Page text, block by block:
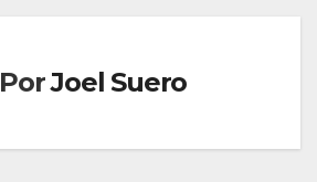
PorJoel Suero